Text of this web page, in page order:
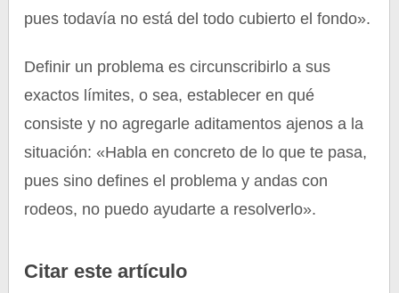
pues todavía no está del todo cubierto el fondo».
Definir un problema es circunscribirlo a sus
exactos límites, o sea, establecer en qué
consiste y no agregarle aditamentos ajenos a la
situación: «Habla en concreto de lo que te pasa,
pues sino defines el problema y andas con
rodeos, no puedo ayudarte a resolverlo».
Citar este artículo